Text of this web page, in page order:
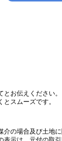
お伝えください。
スムーズです。
の場合及び土地